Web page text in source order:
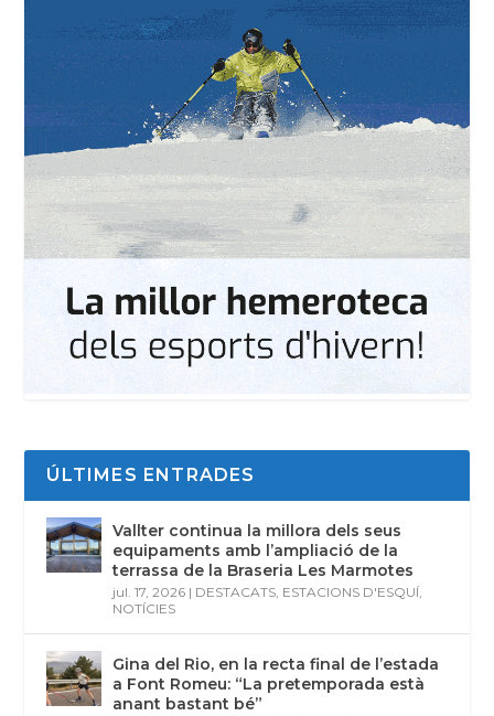
ÚLTIMES ENTRADES
Vallter continua la millora dels seus
equipaments amb l’ampliació de la
terrassa de la Braseria Les Marmotes
jul. 17, 2026 | DESTACATS, ESTACIONS D'ESQUÍ,
NOTÍCIES
Gina del Rio, en la recta final de l’estada
a Font Romeu: “La pretemporada està
anant bastant bé”